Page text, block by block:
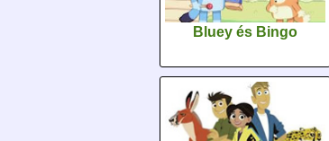
Bluey és Bingo